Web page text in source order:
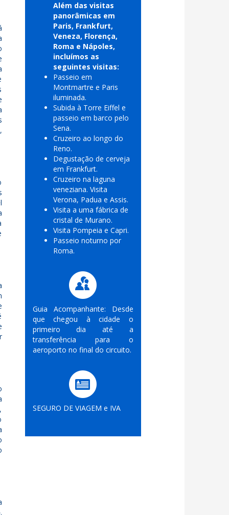
Além das visitas
panorâmicas em
Paris, Frankfurt,
Veneza, Florença,
Roma e Nápoles,
incluímos as
seguintes visitas:
Passeio em
Montmartre e Paris
iluminada.
Subida à Torre Eiffel e
passeio em barco pelo
Sena.
Cruzeiro ao longo do
Reno.
Degustação de cerveja
em Frankfurt.
Cruzeiro na laguna
veneziana. Visita
Verona, Padua e Assis.
Visita a uma fábrica de
cristal de Murano.
Visita Pompeia e Capri.
Passeio noturno por
Roma.
Guia Acompanhante: Desde
que chegou à cidade o
primeiro dia até a
transferência para o
aeroporto no final do circuito.
SEGURO DE VIAGEM e IVA